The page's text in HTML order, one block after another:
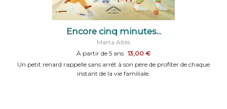
Encore cinq minutes...
Marta Altès
À partir de 5 ans 13,00 €
Un petit renard rappelle sans arrêt à son père de profiter de chaque
instant de la vie familiale.